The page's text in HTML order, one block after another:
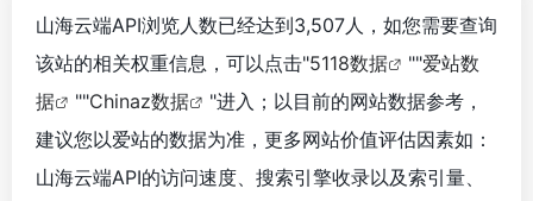
山海云端API浏览人数已经达到3,507人，如您需要查询
该站的相关权重信息，可以点击"5118数据 ""爱站数
据
""Chinaz数据
"进入；以目前的网站数据参考，
建议您以爱站的数据为准，更多网站价值评估因素如：
山海云端API的访问速度、搜索引擎收录以及索引量、